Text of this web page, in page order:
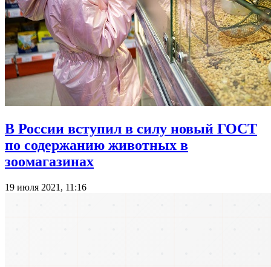
В России вступил в силу новый ГОСТ
по содержанию животных в
зоомагазинах
19 июля 2021, 11:16